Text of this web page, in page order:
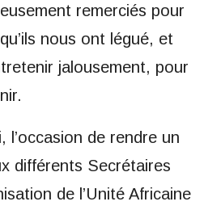
remerciés pour
nous ont légué, et
jalousement, pour
l’occasion de rendre un
différents Secrétaires
de l’Unité Africaine